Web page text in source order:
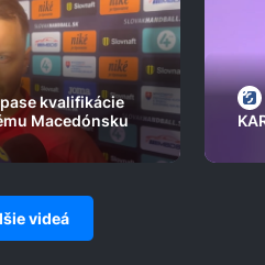
kvalifikácie
Macedónsku
videá